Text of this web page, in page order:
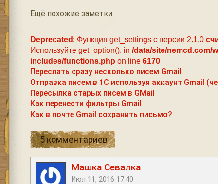
Ещё похожие заметки:
Deprecated : Функция get_settings с версии 2.1.0
Используйте get_option(). in /data/site/nemcd.com/
includes/functions.php on line 6170
Переслать сразу несколько писем Gmail
Отправка писем в 1С используя аккаунт Gmail
Пересылка старых писем в GMail
Как перенести фильтры Gmail
Как в почте Gmail сохранить письмо?
5 комментариев
Машка Севалка
Июл 11, 2016 17:40